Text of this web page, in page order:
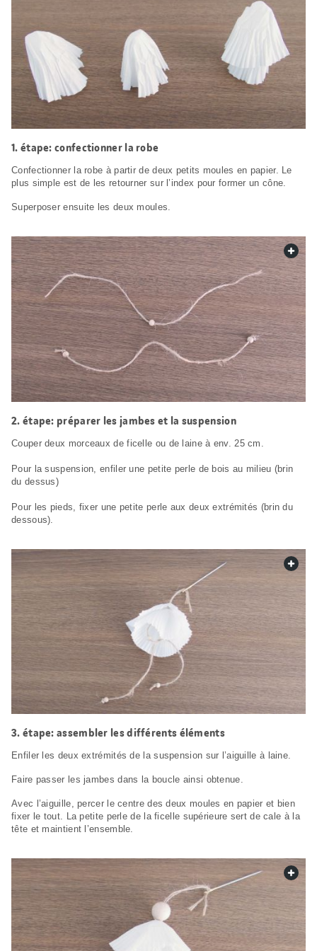
étape: confectionner la robe
Confectionner la robe à partir de deux petits moules en papier. Le
plus simple est de les retourner sur l’index pour former un cône.
Superposer ensuite les deux moules.
étape: préparer les jambes et la suspension
Couper deux morceaux de ficelle ou de laine à env. 25 cm.
Pour la suspension, enfiler une petite perle de bois au milieu (brin
du dessus)
Pour les pieds, fixer une petite perle aux deux extrémités (brin du
dessous).
étape: assembler les différents éléments
Enfiler les deux extrémités de la suspension sur l’aiguille à laine.
Faire passer les jambes dans la boucle ainsi obtenue.
Avec l’aiguille, percer le centre des deux moules en papier et bien
fixer le tout. La petite perle de la ficelle supérieure sert de cale à la
tête et maintient l’ensemble.